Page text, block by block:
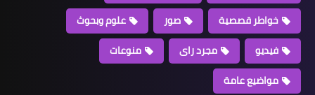
خواطر قصصية
صور
علوم وبحوث
فيديو
مجرد راى
منوعات
مواضيع عامة